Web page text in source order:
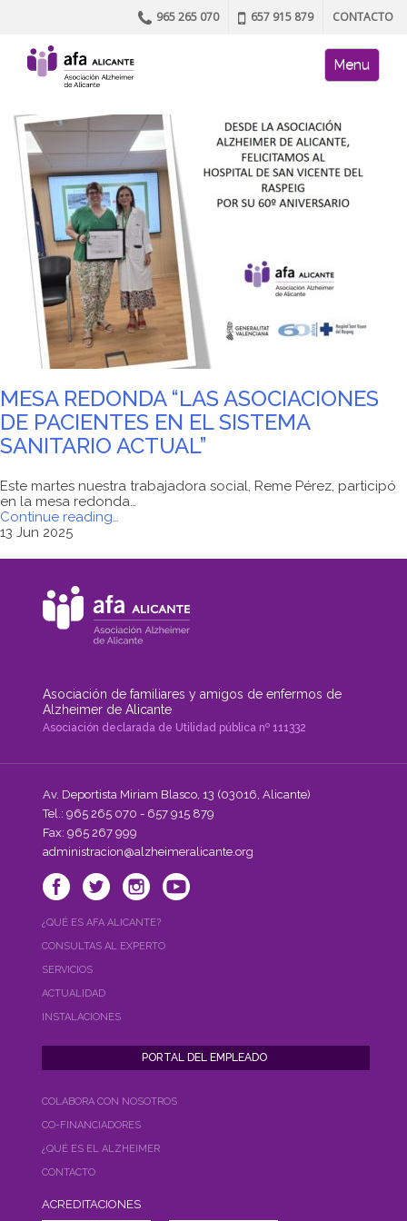
965 265 070 657 915 879 CONTACTO
AFA site
Skip to content
Menu
MESA REDONDA “LAS ASOCIACIONES
DE PACIENTES EN EL SISTEMA
SANITARIO ACTUAL”
Este martes nuestra trabajadora social, Reme Pérez, participó
en la mesa redonda…
Continue reading
ASOCIACIONES
PACIENTES
EN
EL
SISTEMA
…
13 Jun 2025
Asociación de familiares y amigos de enfermos de
Alzheimer de Alicante
Asociación declarada de Utilidad pública nº 111332
Av. Deportista Miriam Blasco, 13 (03016, Alicante)
Tel.: 965 265 070 - 657 915 879
Fax: 965 267 999
administracion@alzheimeralicante.org
¿QUÉ ES AFA ALICANTE?
CONSULTAS AL EXPERTO
SERVICIOS
ACTUALIDAD
INSTALACIONES
COLABORA CON NOSOTROS
CO-FINANCIADORES
¿QUÉ ES EL ALZHEIMER
CONTACTO
ACREDITACIONES